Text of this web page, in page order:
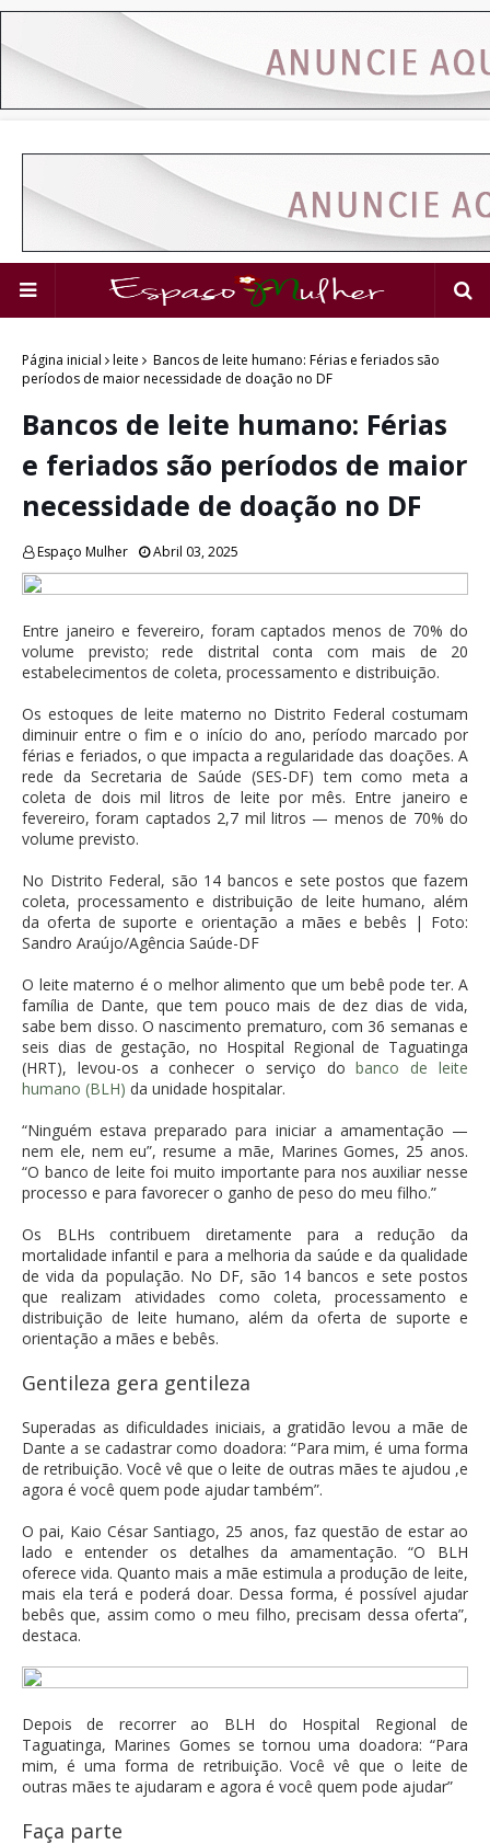
Página inicial leite
Bancos de leite humano: Férias e feriados são
períodos de maior necessidade de doação no DF
Bancos de leite humano: Férias
e feriados são períodos de maior
necessidade de doação no DF
Espaço Mulher Abril 03, 2025
Entre janeiro e fevereiro, foram captados menos de 70% do
volume previsto; rede distrital conta com mais de 20
estabelecimentos de coleta, processamento e distribuição.
Os estoques de leite materno no Distrito Federal costumam
diminuir entre o fim e o início do ano, período marcado por
férias e feriados, o que impacta a regularidade das doações. A
rede da Secretaria de Saúde (SES-DF) tem como meta a
coleta de dois mil litros de leite por mês. Entre janeiro e
fevereiro, foram captados 2,7 mil litros — menos de 70% do
volume previsto.
No Distrito Federal, são 14 bancos e sete postos que fazem
coleta, processamento e distribuição de leite humano, além
da oferta de suporte e orientação a mães e bebês | Foto:
Sandro Araújo/Agência Saúde-DF
O leite materno é o melhor alimento que um bebê pode ter. A
família de Dante, que tem pouco mais de dez dias de vida,
sabe bem disso. O nascimento prematuro, com 36 semanas e
seis dias de gestação, no Hospital Regional de Taguatinga
(HRT), levou-os a conhecer o serviço dobanco de leite
humano (BLH) da unidade hospitalar.
“Ninguém estava preparado para iniciar a amamentação —
nem ele, nem eu”, resume a mãe, Marines Gomes, 25 anos.
“O banco de leite foi muito importante para nos auxiliar nesse
processo e para favorecer o ganho de peso do meu filho.”
Os BLHs contribuem diretamente para a redução da
mortalidade infantil e para a melhoria da saúde e da qualidade
de vida da população. No DF, são 14 bancos e sete postos
que realizam atividades como coleta, processamento e
distribuição de leite humano, além da oferta de suporte e
orientação a mães e bebês.
Gentileza gera gentileza
Superadas as dificuldades iniciais, a gratidão levou a mãe de
Dante a se cadastrar como doadora: “Para mim, é uma forma
de retribuição. Você vê que o leite de outras mães te ajudou ,e
agora é você quem pode ajudar também”.
O pai, Kaio César Santiago, 25 anos, faz questão de estar ao
lado e entender os detalhes da amamentação. “O BLH
oferece vida. Quanto mais a mãe estimula a produção de leite,
mais ela terá e poderá doar. Dessa forma, é possível ajudar
bebês que, assim como o meu filho, precisam dessa oferta”,
destaca.
Depois de recorrer ao BLH do Hospital Regional de
Taguatinga, Marines Gomes se tornou uma doadora: “Para
mim, é uma forma de retribuição. Você vê que o leite de
outras mães te ajudaram e agora é você quem pode ajudar”
Faça parte